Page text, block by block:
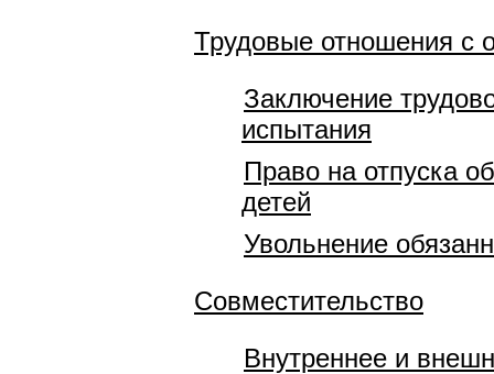
Трудовые отношения с
Заключение
испытания
Право на отпуска
детей
Увольнение
Совместительство
Внутреннее и